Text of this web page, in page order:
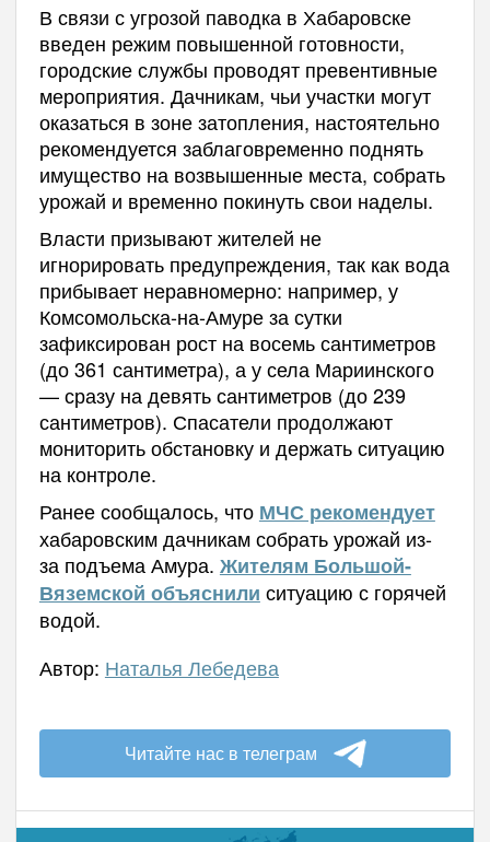
В связи с угрозой паводка в Хабаровске
введен режим повышенной готовности,
городские службы проводят превентивные
мероприятия. Дачникам, чьи участки могут
оказаться в зоне затопления, настоятельно
рекомендуется заблаговременно поднять
имущество на возвышенные места, собрать
урожай и временно покинуть свои наделы.
Власти призывают жителей не
игнорировать предупреждения, так как вода
прибывает неравномерно: например, у
Комсомольска-на-Амуре за сутки
зафиксирован рост на восемь сантиметров
(до 361 сантиметра), а у села Мариинского
— сразу на девять сантиметров (до 239
сантиметров). Спасатели продолжают
мониторить обстановку и держать ситуацию
на контроле.
Ранее сообщалось, что МЧС рекомендует
хабаровским дачникам собрать урожай из-
за подъема Амура. Жителям Большой-
Вяземской объяснили ситуацию с горячей
водой.
Автор: Наталья Лебедева
Читайте нас в телеграм